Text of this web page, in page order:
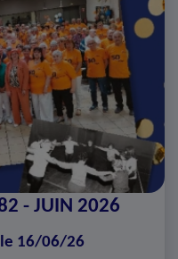
- JUIN 2026
16/06/26